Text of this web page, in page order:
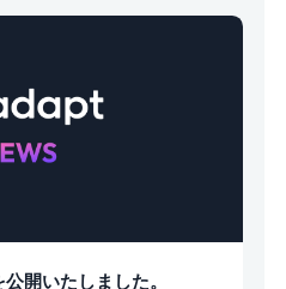
開いたしました。